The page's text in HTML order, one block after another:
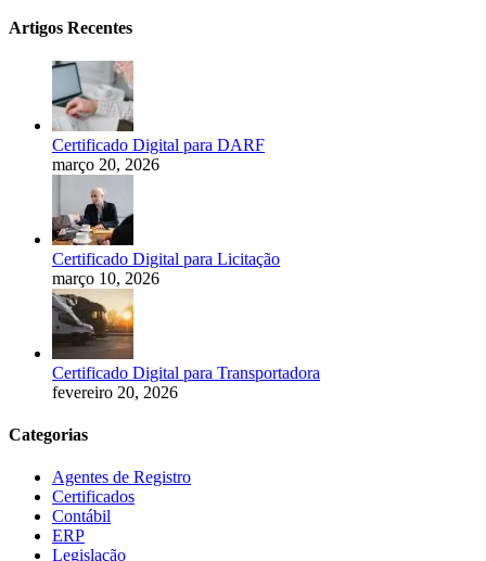
Artigos Recentes
Certificado Digital para DARF
março 20, 2026
Certificado Digital para Licitação
março 10, 2026
Certificado Digital para Transportadora
fevereiro 20, 2026
Categorias
Agentes de Registro
Certificados
Contábil
ERP
Legislação